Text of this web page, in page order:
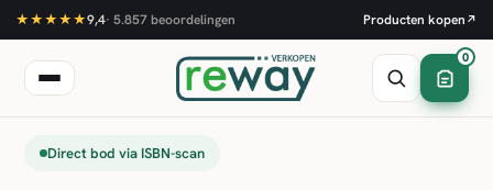
★★★★★9,4· 5.857beoordelingen Producten kopen ↗
0
Direct bod via ISBN-scan